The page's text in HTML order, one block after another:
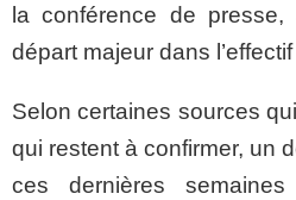
la conférence de presse,
départ majeur dans
Selon certaines sources
qui restent à confirmer, un
ces dernières